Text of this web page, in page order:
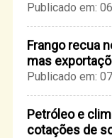
Publicado em:
Frango recua
mas
Publicado em:
Petróleo e
cotações de